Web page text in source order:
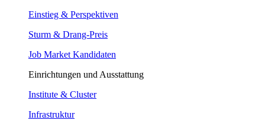
Einstieg & Perspektiven
Sturm & Drang-Preis
Job Market Kandidaten
Einrichtungen und Ausstattung
Institute & Cluster
Infrastruktur